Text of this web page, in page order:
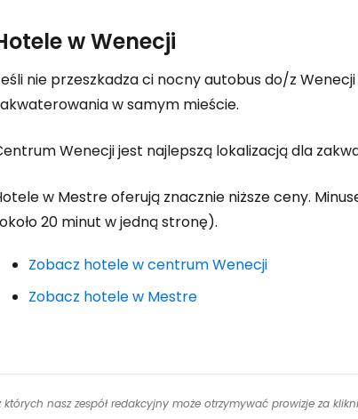
w Wenecji
nie przeszkadza ci nocny autobus do/z
w samym mieście.
Wenecji jest najlepszą lokalizacją dla
w Mestre oferują znacznie niższe ceny.
20 minut w jedną stronę).
Zobacz hotele w centrum Wenecji
Zobacz hotele w Mestre
których nasz zespół redakcyjny może otrzymywać prowizje za